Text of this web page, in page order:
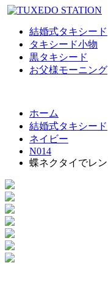
結婚式タキシード
タキシード小物
黒タキシード
お父様モーニング
ホーム
結婚式タキシード
ネイビー
N014
蝶ネクタイでレ